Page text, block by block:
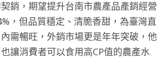
銷，期望提升台南市農產品產銷經營
，但品質穩定、清脆香甜，為臺灣直
需暢旺，外銷市場更是年年突破，他
讓消費者可以食用高CP值的農產水